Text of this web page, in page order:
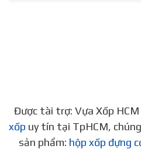
Được tài trợ: Vựa Xốp HCM
xốp uy tín tại TpHCM,
sản phẩm: hộp xốp đựng